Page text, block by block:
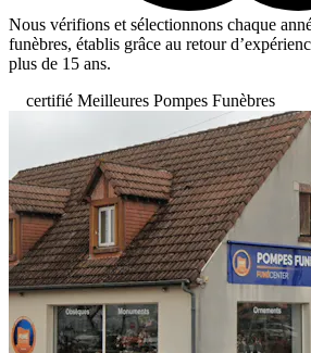
Nous vérifions et sélectionnons chaque
funèbres, établis grâce au retour
plus de 15 ans.
certifié Meilleures Pompes Funèbres